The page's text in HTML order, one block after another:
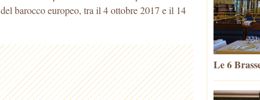
barocco europeo, tra il 4 ottobre 2017 e il 14
Le 6